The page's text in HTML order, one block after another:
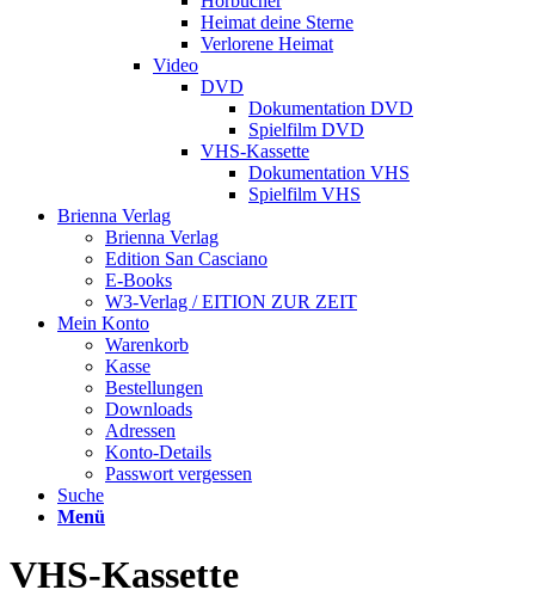
Heimat deine Sterne
Verlorene Heimat
Video
DVD
Dokumentation DVD
Spielfilm DVD
VHS-Kassette
Dokumentation VHS
Spielfilm VHS
Brienna Verlag
Brienna Verlag
Edition San Casciano
E-Books
W3-Verlag / EITION ZUR ZEIT
Mein Konto
Warenkorb
Kasse
Bestellungen
Downloads
Adressen
Konto-Details
Passwort vergessen
Suche
Menü
VHS-Kassette